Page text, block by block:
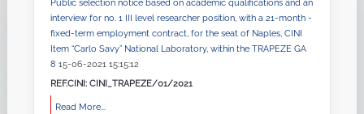
Public selection notice based on academic qualifications and an
interview for no. 1 III level researcher position, with a 21-month -
fixed-term employment contract, for the seat of Naples, CINI
Item “Carlo Savy” National Laboratory, within the TRAPEZE GA
8 15-06-2021 15:15:12
REF.CINI: CINI_TRAPEZE/01/2021
Read More...